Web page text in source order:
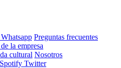
Preguntas frecuentes
la empresa
cultural Nosotros
Spotify Twitter